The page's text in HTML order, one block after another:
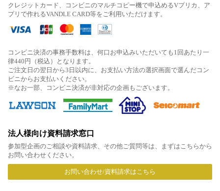
クレジットカード、コンビニのマルチコピー機で申込めるVプリカ、ア
プリで作れるVANDLE CARD等をご利用いただけます。
コンビニ決済の事務手数料は、何口お申込みいただいても1回あたり一
律440円（税込）となります。
ご注文日の翌日から3日以内に、お支払い方法の選択画面で選んだコン
ビニからお支払いください。
※なお一部、コンビニ決済が非対応の企画もございます。
法人様向け資料請求窓口
参加型企画のご相談や資料請求、その他ご質問等は、まずはこちらから
お問い合わせください。
お問い合わせ/資料請求はこちら